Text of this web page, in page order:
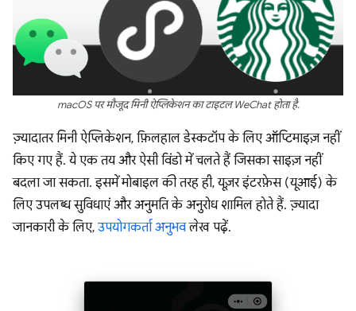
macOS पर मौजूद मिनी ऐप्लिकेशन का टाइटल WeChat होता है.
ज़्यादातर मिनी ऐप्लिकेशन, फ़िलहाल डेस्कटॉप के लिए ऑप्टिमाइज़ नहीं
किए गए हैं. ये एक तय और ऐसी विंडो में चलते हैं जिसका साइज़ नहीं
बदला जा सकता. इसमें मोबाइल की तरह ही, यूज़र इंटरफ़ेस (यूआई) के
लिए उपलब्ध सुविधाएं और अनुमति के अनुरोध शामिल होते हैं. ज़्यादा
जानकारी के लिए, उपयोगकर्ता अनुभवलेख पढ़ें.